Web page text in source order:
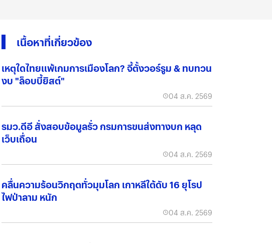
เนื้อหาที่เกี่ยวข้อง
เหตุใดไทยแพ้เกมการเมืองโลก? จี้ตั้งวอร์รูม & ทบทวน
งบ "ล็อบบี้ยิสต์"
04 ส.ค. 2569
รมว.ดีอี สั่งสอบข้อมูลรั่ว กรมการขนส่งทางบก หลุด
เว็บเถื่อน
04 ส.ค. 2569
คลื่นความร้อนวิกฤตทั่วมุมโลก เกาหลีใต้ดับ 16 ยุโรป
ไฟป่าลาม หนัก
04 ส.ค. 2569